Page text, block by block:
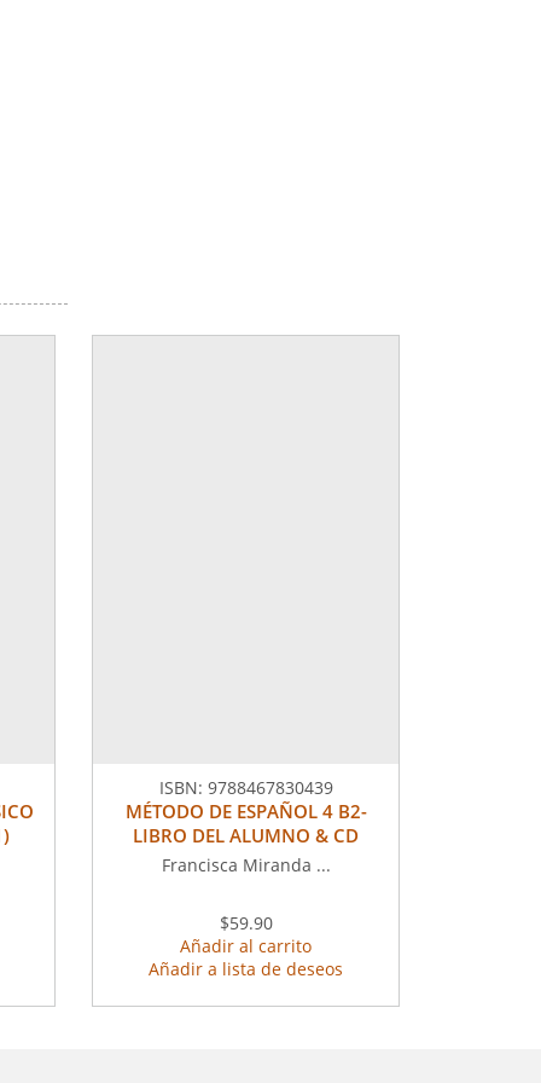
ISBN: 9788467830439
MÉTODO DE ESPAÑOL 4 B2-
LIBRO DEL ALUMNO & CD
Francisca Miranda ...
$59.90
Añadir al carrito
Añadir a lista de deseos